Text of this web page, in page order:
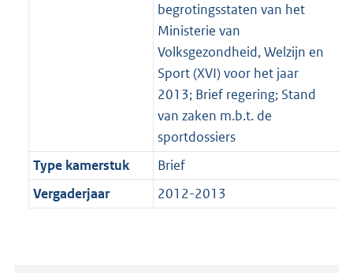
begrotingsstaten van het
Ministerie van
Volksgezondheid, Welzijn en
Sport (XVI) voor het jaar
2013; Brief regering; Stand
van zaken m.b.t. de
sportdossiers
Type kamerstuk
Brief
Vergaderjaar
2012-2013